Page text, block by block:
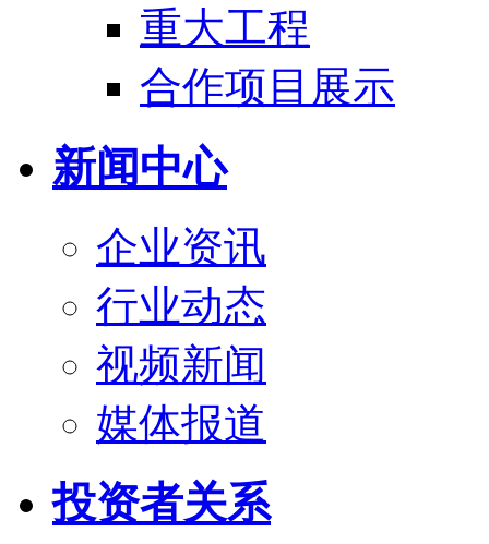
重大工程
合作项目展示
新闻中心
企业资讯
行业动态
视频新闻
媒体报道
投资者关系